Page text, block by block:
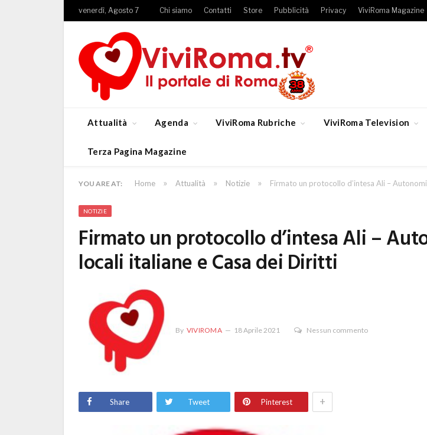
venerdì, Agosto 7 Chi siamo Contatti Store Pubblicità Privacy ViviRoma Magazine
Attualità Agenda ViviRoma Rubriche ViviRoma Television
Terza Pagina Magazine
YOU ARE AT: Home » Attualità » Notizie » Firmato un protocollo d’intesa Ali –
NOTIZIE
Firmato un protocollo d’intesa Ali –
locali italiane e Casa dei Diritti
By VIVIROMA 18 Aprile 2021 Nessun commento
Share Tweet Pinterest +